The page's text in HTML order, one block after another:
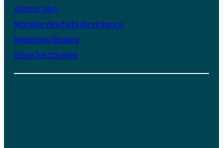
Alerter Vert
Signaler des faits de violence
Mentions légales
Gérer les cookies